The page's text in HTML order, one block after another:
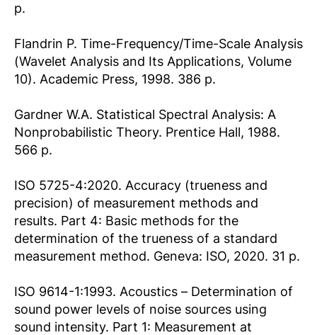
p.
Flandrin P. Time-Frequency/Time-Scale Analysis
(Wavelet Analysis and Its Applications, Volume
10). Academic Press, 1998. 386 p.
Gardner W.A. Statistical Spectral Analysis: A
Nonprobabilistic Theory. Prentice Hall, 1988.
566 p.
ISO 5725-4:2020. Accuracy (trueness and
precision) of measurement methods and
results. Part 4: Basic methods for the
determination of the trueness of a standard
measurement method. Geneva: ISO, 2020. 31 p.
ISO 9614-1:1993. Acoustics – Determination of
sound power levels of noise sources using
sound intensity. Part 1: Measurement at